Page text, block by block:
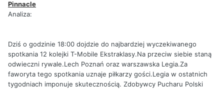
Pinnacle
Analiza:
Dziś o godzinie 18:00 dojdzie do najbardziej wyczekiwanego
spotkania 12 kolejki T-Mobile Ekstraklasy.Na przeciw siebie staną
odwieczni rywale.Lech Poznań oraz warszawska Legia.Za
faworyta tego spotkania uznaje piłkarzy gości.Legia w ostatnich
tygodniach imponuje skutecznością. Zdobywcy Pucharu Polski